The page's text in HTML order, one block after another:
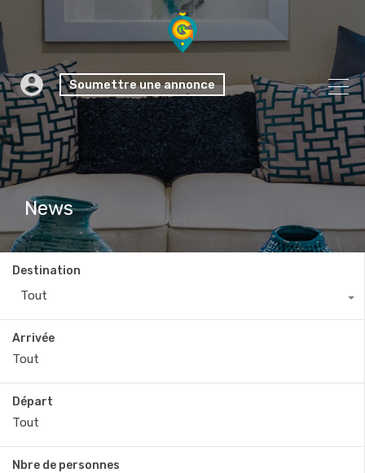
Soumettre une annonce
News
Destination
Tout
Arrivée
Départ
Nbre de personnes